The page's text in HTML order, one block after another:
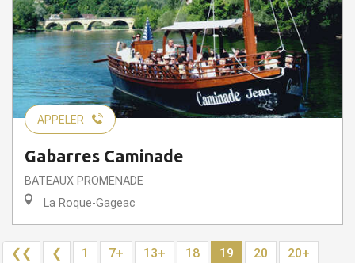
APPELER
Gabarres Caminade
BATEAUX PROMENADE
La Roque-Gageac
❮❮ ❮ 1 7+ 13+ 18 19 20
20+